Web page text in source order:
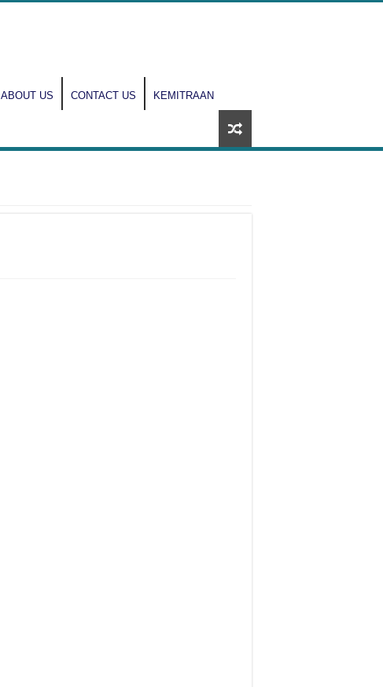
ABOUT US CONTACT US KEMITRAAN